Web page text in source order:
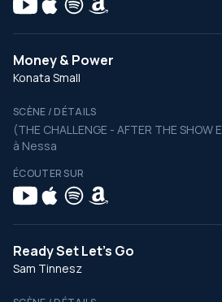
Money & Power
Konata Small
SCÈNE / DÉTAILS
(THE CHALLENGE - AFTER THE SHOW
à Nessa
ÉCOUTER SUR
Ready Set Let's Go
Sam Tinnesz